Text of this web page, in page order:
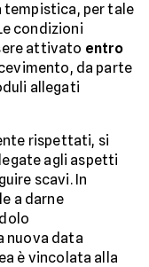
tempistica, per tale
condizioni
attivato entro
da parte
allegati
rispettati, si
legate agli aspetti
scavi. In
a darne
nuova data
è vincolata alla